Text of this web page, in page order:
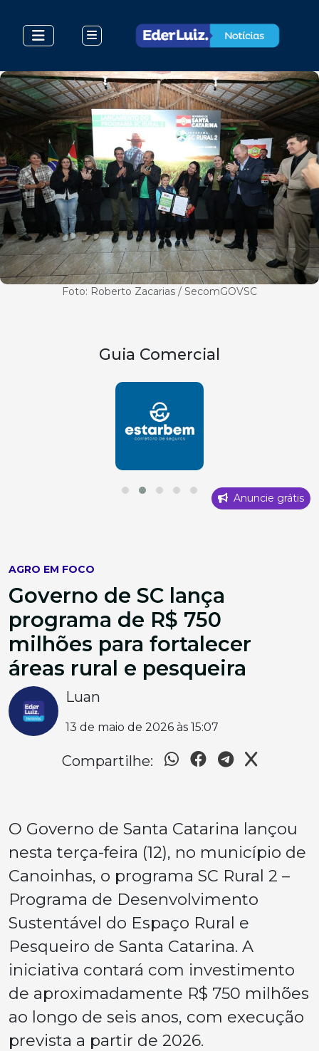
Foto: Roberto Zacarias / SecomGOVSC
Guia Comercial
Anuncie grátis
AGRO EM FOCO
Governo de SC lança
programa de R$ 750
milhões para fortalecer
áreas rural e pesqueira
Luan
13 de maio de 2026 às 15:07
Compartilhe:
O Governo de Santa Catarina lançou
nesta terça-feira (12), no município de
Canoinhas, o programa SC Rural 2 –
Programa de Desenvolvimento
Sustentável do Espaço Rural e
Pesqueiro de Santa Catarina. A
iniciativa contará com investimento
de aproximadamente R$ 750 milhões
ao longo de seis anos, com execução
prevista a partir de 2026.